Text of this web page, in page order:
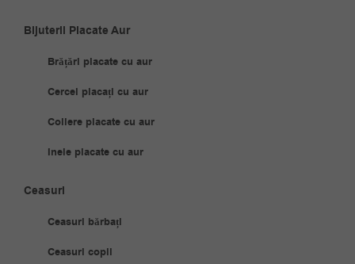
Bijuterii Placate Aur
Brățări placate cu aur
Cercei placați cu aur
Coliere placate cu aur
Inele placate cu aur
Ceasuri
Ceasuri bărbați
Ceasuri copii